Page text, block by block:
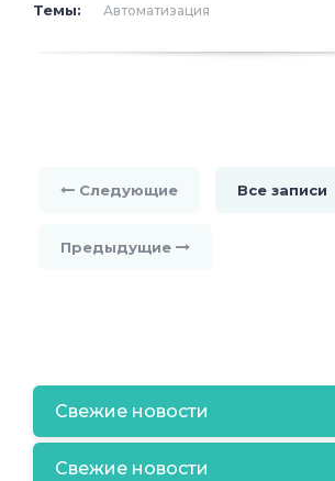
Темы: Автоматизация
Следующие Все записи
Предыдущие
Свежие новости
Свежие новости